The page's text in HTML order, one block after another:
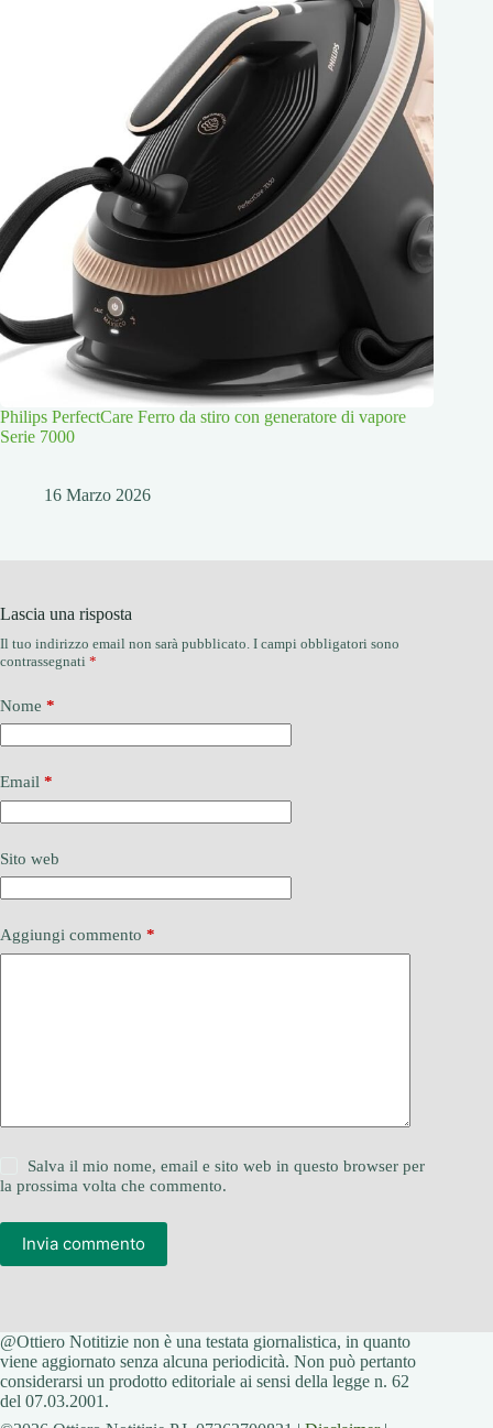
Philips PerfectCare Ferro da stiro con generatore di vapore
Serie 7000
16 Marzo 2026
Lascia una risposta
Il tuo indirizzo email non sarà pubblicato. I campi obbligatori sono
contrassegnati *
Nome *
Email *
Sito web
Aggiungi commento *
Salva il mio nome, email e sito web in questo browser per
la prossima volta che commento.
Invia commento
@Ottiero Notitizie non è una testata giornalistica, in quanto
viene aggiornato senza alcuna periodicità. Non può pertanto
considerarsi un prodotto editoriale ai sensi della legge n. 62
del 07.03.2001.